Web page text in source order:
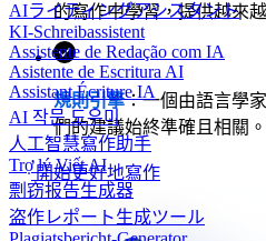
AIライティングアシスタント
KI-Schreibassistent
Assistente de Redação com IA
Asistente de Escritura AI
Assistant Écriture IA
AI 작문 도우미
人工智慧寫作助手
Trợ lý Viết AI
剽窃报告生成器
盗作レポート生成ツール
的寫作中學習，提供越來
規則引擎：一個由語言學
們的建議始終準確且相關。
開始更好地寫作